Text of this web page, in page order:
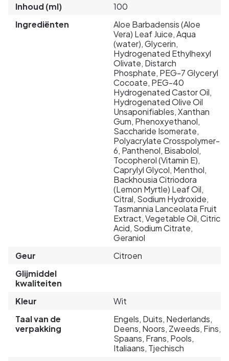
Inhoud (ml)
100
Ingrediënten
Aloe Barbadensis (Aloe
Vera) Leaf Juice, Aqua
(water), Glycerin,
Hydrogenated Ethylhexyl
Olivate, Distarch
Phosphate, PEG-7 Glyceryl
Cocoate, PEG-40
Hydrogenated Castor Oil,
Hydrogenated Olive Oil
Unsaponifiables, Xanthan
Gum, Phenoxyethanol,
Saccharide Isomerate,
Polyacrylate Crosspolymer-
6, Panthenol, Bisabolol,
Tocopherol (Vitamin E),
Caprylyl Glycol, Menthol,
Backhousia Citriodora
(Lemon Myrtle) Leaf Oil,
Citral, Sodium Hydroxide,
Tasmannia Lanceolata Fruit
Extract, Vegetable Oil, Citric
Acid, Sodium Citrate,
Geraniol
Geur
Citroen
Glijmiddel
kwaliteiten
Kleur
Wit
Taal van de
verpakking
Engels, Duits, Nederlands,
Deens, Noors, Zweeds, Fins,
Spaans, Frans, Pools,
Italiaans, Tjechisch